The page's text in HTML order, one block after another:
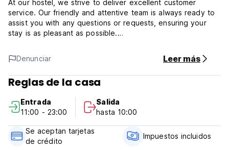
At our hostel, we strive to deliver excellent customer
service. Our friendly and attentive team is always ready to
assist you with any questions or requests, ensuring your
stay is as pleasant as possible.
Hostal Almagro is situated in the heart of La Mariscal, near
Plaza Quinde, also known as Plaza Foch. This vibrant area is
renowned for its numerous entertainment venues, including
bars, nightclubs, cafés, and eateries, creating a lively and
Hostal Almagro Policy and Conditions:
Cancellation Policy: 1 day before arrival. In case of a late
cancellation or No Show, you will be charged the first night
Denunciar Leer más
Reglas de la casa
Entrada
11:00 - 23:00
Salida
hasta 10:00
Se aceptan tarjetas
de crédito
Impuestos incluidos